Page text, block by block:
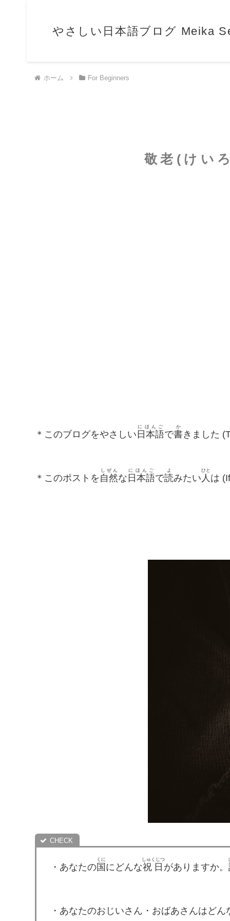
やさしい日本語ブログ Meika
ホーム For Beginners
敬老(け
＊このブログをやさしい 日本語
にほんご
で書
か
きました
＊このポストを 自然
しぜん
な 日本語
にほんご
で読
よ
みたい 人
ひと
は
・あなたの国
くに
にどんな祝日
しゅくじつ
がありますか。
・あなたのおじいさん・おばあさんはどん